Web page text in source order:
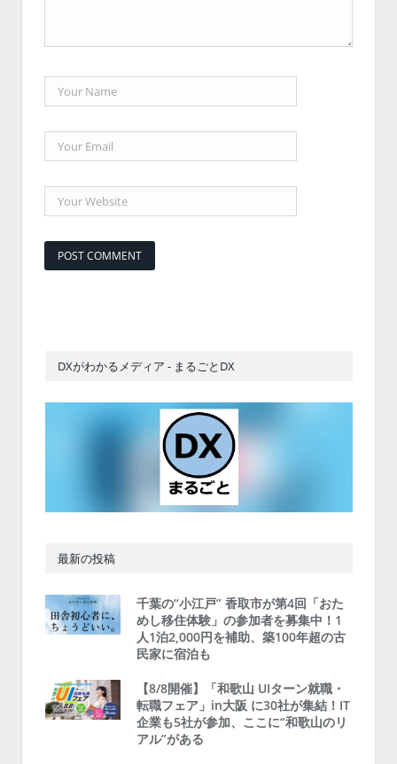
DXがわかるメディア - まるごとDX
最新の投稿
千葉の“小江戸” 香取市が第4回「おた
めし移住体験」の参加者を募集中！1
人1泊2,000円を補助、築100年超の古
民家に宿泊も
【8/8開催】「和歌山 UIターン就職・
転職フェア」in大阪 に30社が集結！IT
企業も5社が参加、ここに“和歌山のリ
アル”がある